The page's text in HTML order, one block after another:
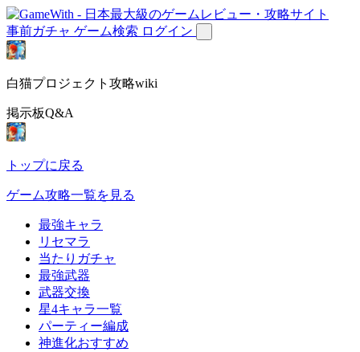
事前ガチャ ゲーム検索 ログイン
白猫プロジェクト攻略wiki
掲示板Q&A
トップに戻る
ゲーム攻略一覧を見る
最強キャラ
リセマラ
当たりガチャ
最強武器
武器交換
星4キャラ一覧
パーティー編成
神進化おすすめ